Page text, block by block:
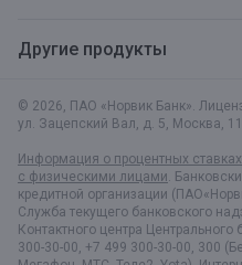
© 2026, ПАО «Норвик Банк».
ул. Зацепский Вал, д. 5, Москва,
Информация о процентных
с физическими лицами.
кредитной организации
Служба текущего банковского
Контактного центра
300-30-00, +7 499 300-30-00, 300
Другие продукты